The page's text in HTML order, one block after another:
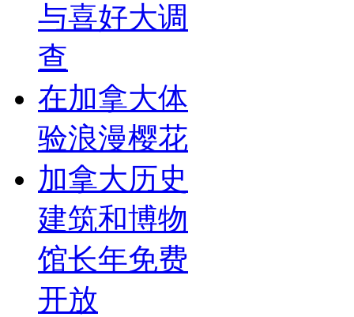
与喜好大调
查
在加拿大体
验浪漫樱花
加拿大历史
建筑和博物
馆长年免费
开放